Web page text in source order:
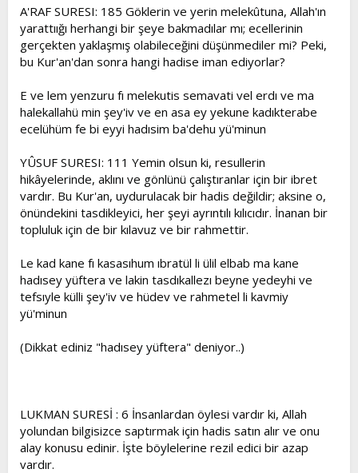
A'RAF SURESI: 185 Göklerin ve yerin melekûtuna, Allah'ın
yarattıığı herhangi bir şeye bakmadılar mı; ecellerinin
gerçekten yaklaşmış olabileceğini düşünmediler mi? Peki,
bu Kur'an'dan sonra hangi hadise iman ediyorlar?
E ve lem yenzuru fı melekutis semavati vel erdı ve ma
halekallahü min şey'iv ve en asa ey yekune kadıkterabe
ecelühüm fe bi eyyi hadısim ba'dehu yü'minun
YÛSUF SURESI: 111 Yemin olsun ki, resullerin
hikâyelerinde, aklını ve gönlünü çalıştıranlar için bir ibret
vardır. Bu Kur'an, uydurulacak bir hadis değildir; aksine o,
önündekini tasdikleyici, her şeyi ayrıntılı kılıcıdır. İnanan bir
topluluk için de bir kılavuz ve bir rahmettir.
Le kad kane fı kasasıhum ıbratül li ülil elbab ma kane
hadısey yüftera ve lakin tasdıkallezı beyne yedeyhi ve
tefsıyle külli şey'iv ve hüdev ve rahmetel li kavmiy
yü'minun
(Dikkat ediniz "hadısey yüftera" deniyor..)
LUKMAN SURESİ : 6 İnsanlardan öylesi vardır ki, Allah
yolundan bilgisizce saptırmak için hadis satın alır ve onu
alay konusu edinir. İşte böylelerine rezil edici bir azap
vardır.